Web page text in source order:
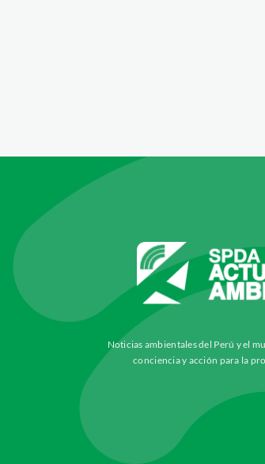
Noticias ambientales del Perú y el
conciencia y acción para la